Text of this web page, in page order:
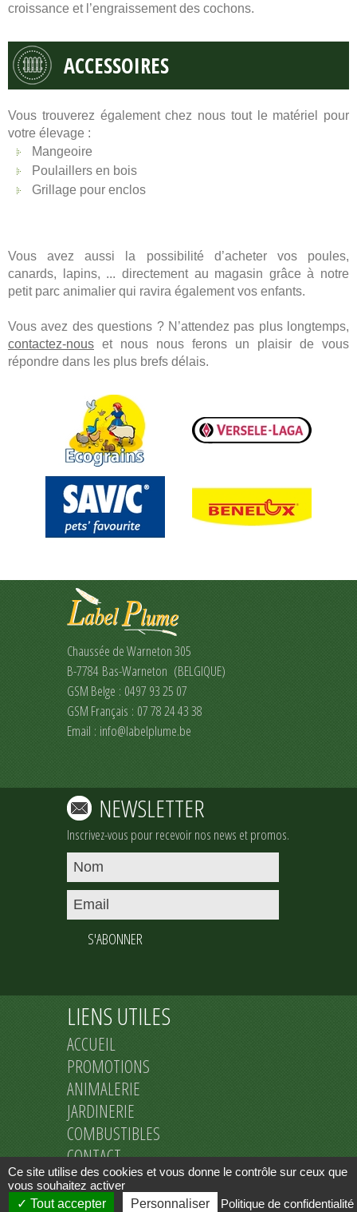
croissance et l’engraissement des cochons.
ACCESSOIRES
Vous trouverez également chez nous tout le matériel pour
votre élevage :
Mangeoire
Poulaillers en bois
Grillage pour enclos
Vous avez aussi la possibilité d’acheter vos poules,
canards, lapins, ... directement au magasin grâce à notre
petit parc animalier qui ravira également vos enfants.
Vous avez des questions ? N’attendez pas plus longtemps,
contactez-nous et nous nous ferons un plaisir de vous
répondre dans les plus brefs délais.
Chaussée de Warneton 305
B-7784 Bas-Warneton (BELGIQUE)
GSM Belge : 0497 93 25 07
GSM Français : 07 78 24 43 38
Email : info@labelplume.be
NEWSLETTER
Inscrivez-vous pour recevoir nos news et promos.
S'ABONNER
LIENS UTILES
ACCUEIL
PROMOTIONS
ANIMALERIE
JARDINERIE
COMBUSTIBLES
CONTACT
MENTIONS LEGALES
Ce site utilise des cookies et vous donne le contrôle sur ceux que
vous souhaitez activer
Tout accepter
Personnaliser Politique de confidentialité